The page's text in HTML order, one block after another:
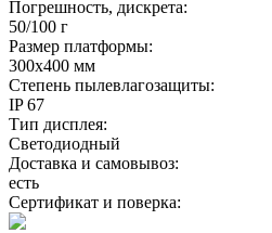
Погрешность, дискрета:
50/100 г
Размер платформы:
300х400 мм
Степень пылевлагозащиты:
IP 67
Тип дисплея:
Светодиодный
Доставка и самовывоз:
есть
Сертификат и поверка: